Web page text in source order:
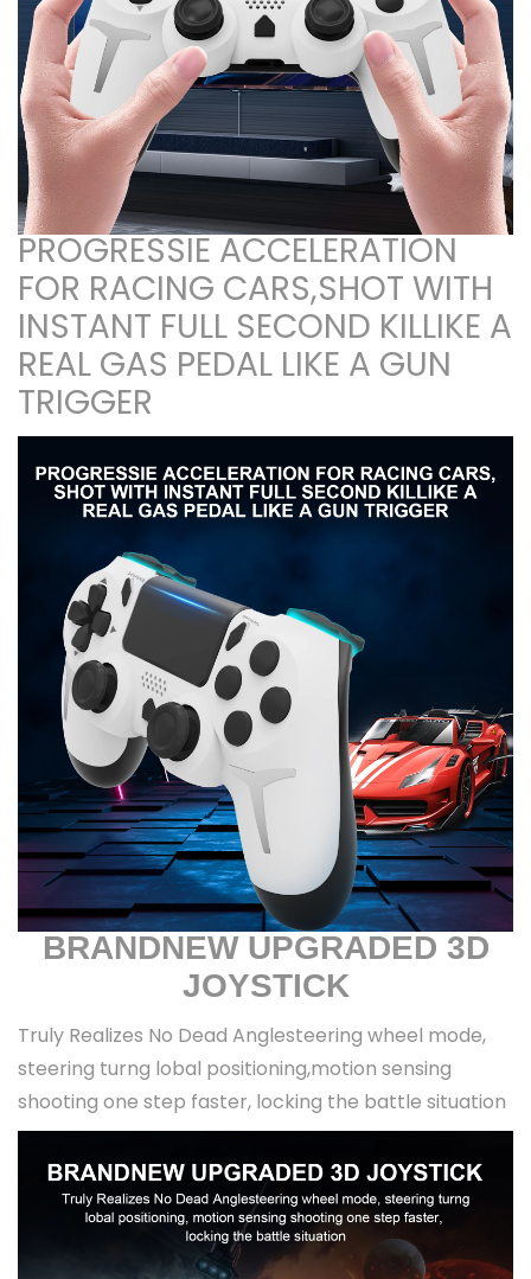
PROGRESSIE ACCELERATION
FOR RACING CARS,SHOT WITH
INSTANT FULL SECOND KILLIKE A
REAL GAS PEDAL LIKE A GUN
TRIGGER
BRANDNEW UPGRADED 3D
JOYSTICK
Truly Realizes No Dead Anglesteering wheel mode,
steering turng lobal positioning,motion sensing
shooting one step faster, locking the battle situation